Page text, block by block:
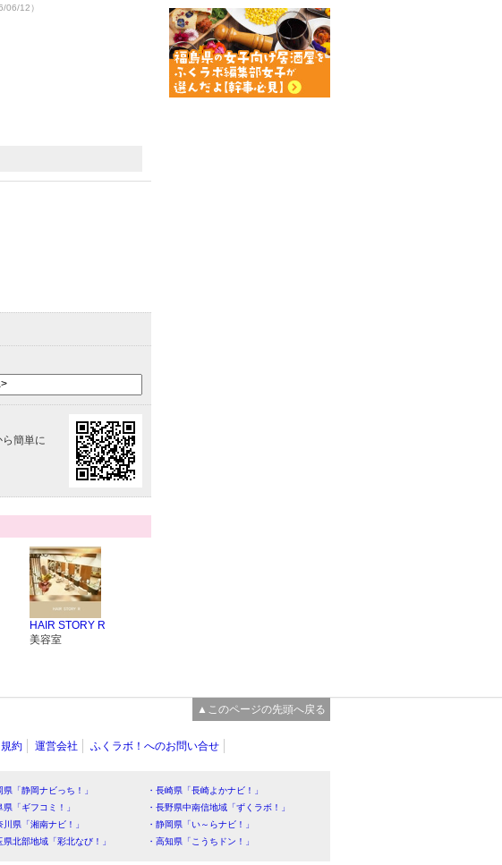
06/12）
簡単に
HAIR STORY R
美容室
▲このページの先頭へ戻る
規約 運営会社 ふくラボ！へのお問い合せ
県「静岡ナビっち！」
・長崎県「長崎よかナビ！」
県「ギフコミ！」
・長野県中南信地域「ずくラボ！」
川県「湘南ナビ！」
・静岡県「い～らナビ！」
県北部地域「彩北なび！」 ・高知県「こうちドン！」